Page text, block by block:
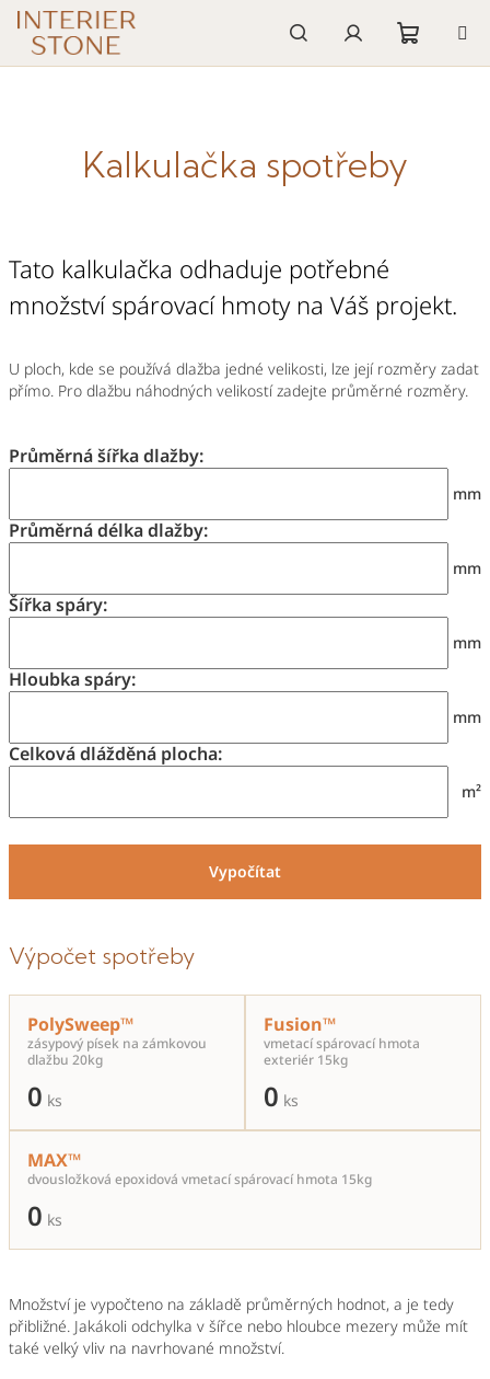
Přejít
obsah
HledatPřihlášení
Kalkulačka spotřeby
Tato kalkulačka odhaduje potřebné
množství spárovací hmoty na Váš projekt.
U ploch, kde se používá dlažba jedné velikosti, lze její rozměry zadat
přímo. Pro dlažbu náhodných velikostí zadejte průměrné rozměry.
Průměrná šířka dlažby:
mm
Průměrná délka dlažby:
mm
Šířka spáry:
mm
Hloubka spáry:
mm
Celková dlážděná plocha:
m²
Vypočítat
Výpočet spotřeby
PolySweep™
zásypový písek na zámkovou
dlažbu 20kg
0 ks
Fusion™
vmetací spárovací hmota
exteriér 15kg
0 ks
MAX™
dvousložková epoxidová vmetací spárovací hmota 15kg
0 ks
Množství je vypočteno na základě průměrných hodnot, a je tedy
přibližné. Jakákoli odchylka v šířce nebo hloubce mezery může mít
také velký vliv na navrhované množství.